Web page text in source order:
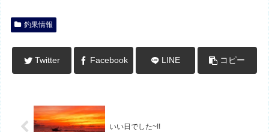
釣果情報
Twitter Facebook LINE コピー
いい日でした~!!